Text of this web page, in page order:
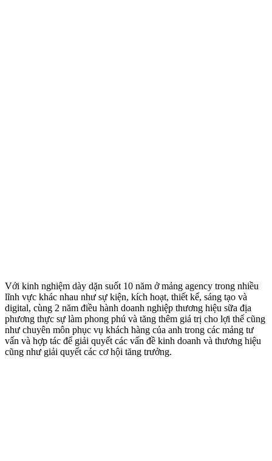
Với kinh nghiệm dày dặn suốt 10 năm ở mảng agency trong nhiều
lĩnh vực khác nhau như sự kiện, kích hoạt, thiết kế, sáng tạo và
digital, cùng 2 năm điều hành doanh nghiệp thương hiệu sữa địa
phương thực sự làm phong phú và tăng thêm giá trị cho lợi thế cũng
như chuyên môn phục vụ khách hàng của anh trong các mảng tư
vấn và hợp tác để giải quyết các vấn đề kinh doanh và thương hiệu
cũng như giải quyết các cơ hội tăng trưởng.